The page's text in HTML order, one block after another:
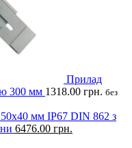
Прилад
300 мм 1318.00 грн. без
мм IP67 DIN 862 з
6476.00 грн.